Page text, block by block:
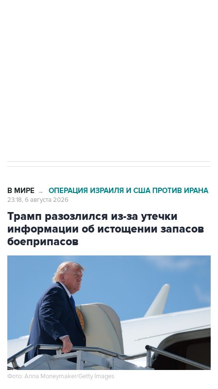
В МИРЕ → ОПЕРАЦИЯ ИЗРАИЛЯ И США ПРОТИВ ИРАНА
23:18, 6 августа 2026
Трамп разозлился из-за утечки
информации об истощении запасов
боеприпасов
Фото: Anna Moneymaker/Getty Images